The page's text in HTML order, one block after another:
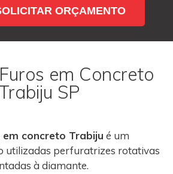
ORÇAMENTO
em Concreto
SP
concreto Trabiju é um
utilizadas perfuratrizes rotativas
à diamante.